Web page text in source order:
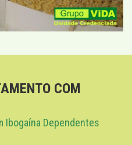
COM
Ibogaína Dependentes